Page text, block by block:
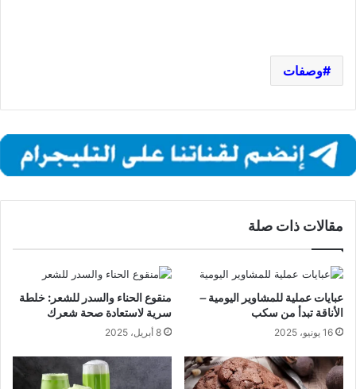
وصفات
مقالات ذات صلة
عبايات عملية للمشاوير اليومية –
الأناقة تبدأ من سكب
16 يونيو، 2025
منقوع الحناء والسدر للشعر: خلطة
سرية لاستعادة صحة شعرك
8 أبريل، 2025